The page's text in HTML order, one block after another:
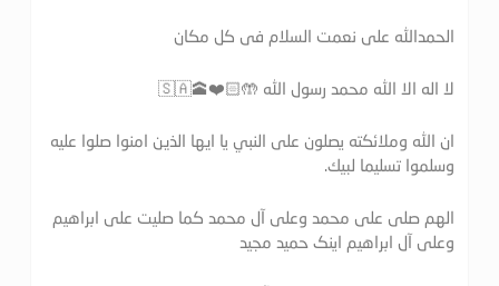
الحمدالله علی نعمت السلام فی کل مکان
لا اله الا الله محمد رسول الله 🤲🏻❤️🕋🇸🇦
ان الله وملائكته يصلون على النبي يا ايها الذين امنوا صلوا عليه
وسلموا تسليما لبيك.
الهم صلی علی محمد وعلی آل محمد کما صلیت علی ابراهیم
وعلی آل ابراهیم اینک حمید مجید